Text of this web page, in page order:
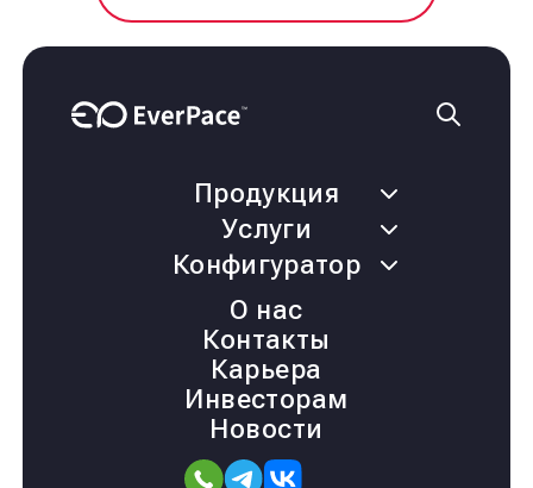
Продукция
Услуги
Конфигуратор
О нас
Контакты
Карьера
Инвесторам
Новости